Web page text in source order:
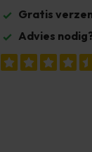
Gratis
Advies